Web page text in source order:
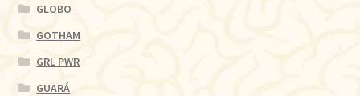
GLOBO
GOTHAM
GRL PWR
GUARÁ